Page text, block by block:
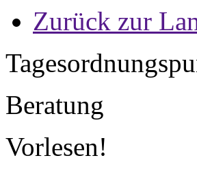
Zurück zur
Beratung
Vorlesen!